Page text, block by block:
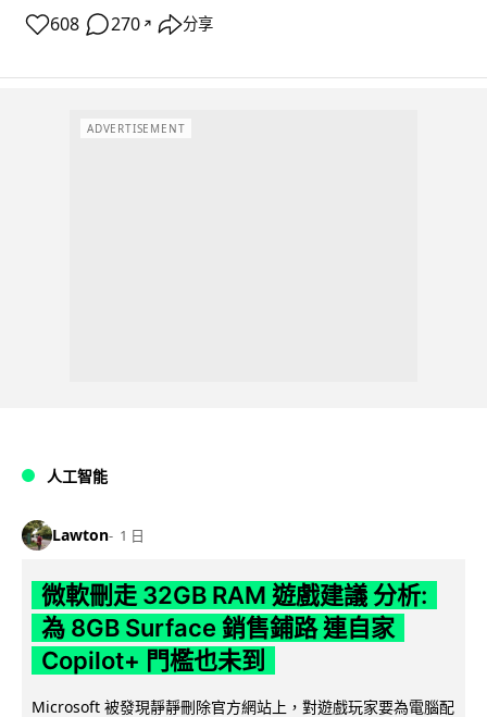
608 270 ↗ 分享
ADVERTISEMENT
人工智能
Lawton 1 日
微軟刪走 32GB RAM 遊戲建議 分析:
為 8GB Surface 銷售鋪路 連自家
Copilot+ 門檻也未到
Microsoft 被發現靜靜刪除官方網站上，對遊戲玩家要為電腦配